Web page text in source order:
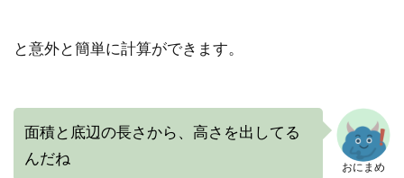
と意外と簡単に計算ができます。
おにまめ
面積と底辺の長さから、高さを出してる
んだね